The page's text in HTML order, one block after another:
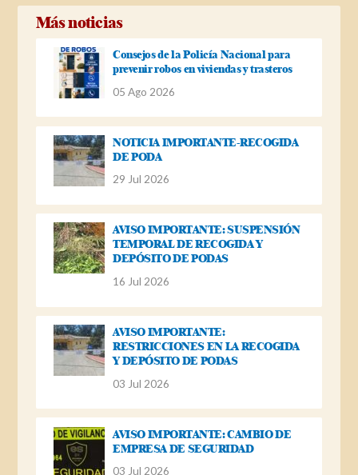
Más noticias
Consejos de la Policía Nacional para
prevenir robos en viviendas y trasteros
05 Ago 2026
NOTICIA IMPORTANTE-RECOGIDA
DE PODA
29 Jul 2026
AVISO IMPORTANTE: SUSPENSIÓN
TEMPORAL DE RECOGIDA Y
DEPÓSITO DE PODAS
16 Jul 2026
AVISO IMPORTANTE:
RESTRICCIONES EN LA RECOGIDA
Y DEPÓSITO DE PODAS
03 Jul 2026
AVISO IMPORTANTE: CAMBIO DE
EMPRESA DE SEGURIDAD
03 Jul 2026